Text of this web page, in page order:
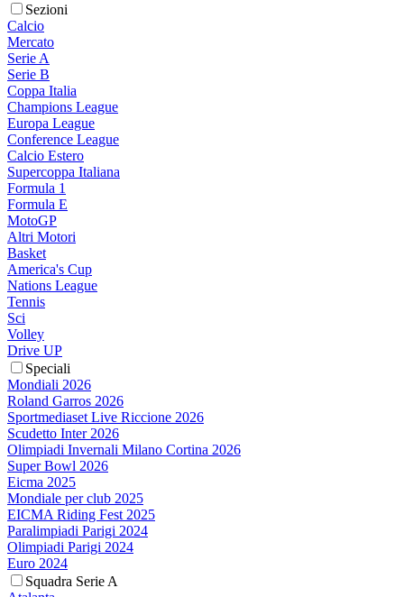
Sezioni
Calcio
Mercato
Serie A
Serie B
Coppa Italia
Champions League
Europa League
Conference League
Calcio Estero
Supercoppa Italiana
Formula 1
Formula E
MotoGP
Altri Motori
Basket
America's Cup
Nations League
Tennis
Sci
Volley
Drive UP
Speciali
Mondiali 2026
Roland Garros 2026
Sportmediaset Live Riccione 2026
Scudetto Inter 2026
Olimpiadi Invernali Milano Cortina 2026
Super Bowl 2026
Eicma 2025
Mondiale per club 2025
EICMA Riding Fest 2025
Paralimpiadi Parigi 2024
Olimpiadi Parigi 2024
Euro 2024
Squadra Serie A